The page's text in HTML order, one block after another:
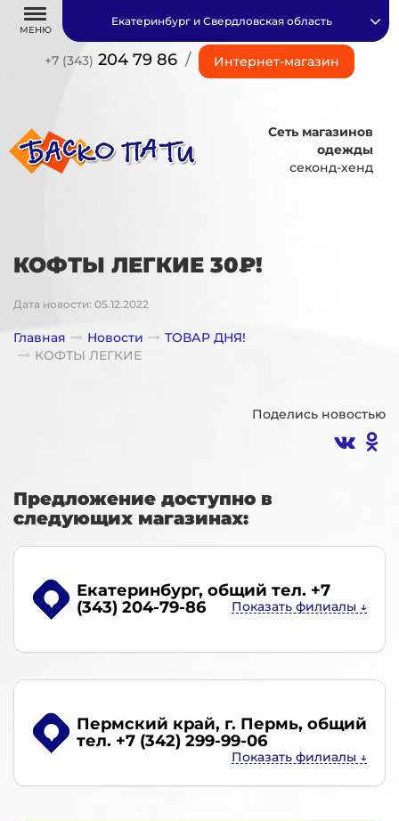
МЕНЮ
+7 (343) 204 79 86 / Интернет-магазин
Екатеринбург и Свердловская область
Сеть магазинов
одежды
секонд-хенд
КОФТЫ ЛЕГКИЕ 30₽!
Дата новости: 05.12.2022
Главная Новости
ТОВАР ДНЯ!
КОФТЫ ЛЕГКИЕ
Поделись новостью
Предложение доступно в
следующих магазинах:
Екатеринбург, общий тел. +7
(343) 204-79-86
Пермский край, г. Пермь, общий
тел. +7 (342) 299-99-06